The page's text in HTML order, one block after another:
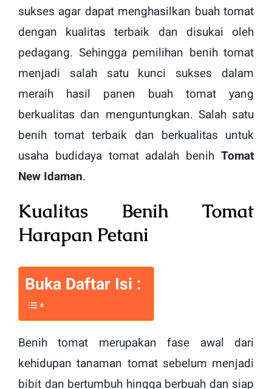
sukses agar dapat menghasilkan buah tomat
dengan kualitas terbaik dan disukai oleh
pedagang. Sehingga pemilihan benih tomat
menjadi salah satu kunci sukses dalam
meraih hasil panen buah tomat yang
berkualitas dan menguntungkan. Salah satu
benih tomat terbaik dan berkualitas untuk
usaha budidaya tomat adalah benih Tomat
New Idaman.
Kualitas Benih Tomat
Harapan Petani
Buka Daftar Isi :
Benih tomat merupakan fase awal dari
kehidupan tanaman tomat sebelum menjadi
bibit dan bertumbuh hingga berbuah dan siap